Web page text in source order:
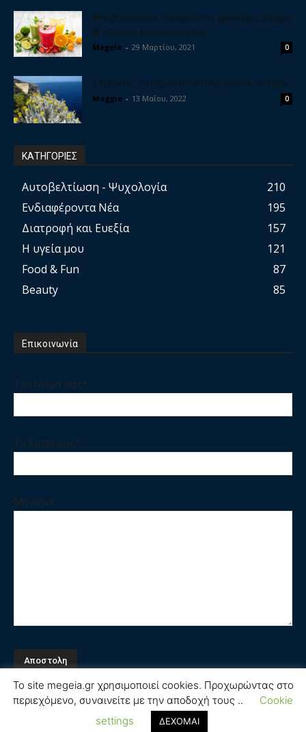
Φτιάξε σπιτικούς ηλεκτρολύτες για να έχεις δύναμη
& ενέργεια. Εύκολη συνταγή
Megeia - 29 Μαρτίου, 2021 0
Ελίχρυσος, το ισχυρό βότανο της αιώνιας νεότητας
Maggie - 13 Μαΐου, 2022 0
ΚΑΤΗΓΟΡΙΕΣ
Αυτοβελτίωση - Ψυχολογία
210
Ενδιαφέροντα Νέα
195
Διατροφή και Ευεξία
157
Η υγεία μου
121
Food & Fun
87
Beauty
85
Επικοινωνία
Το Ονομα σας*
Το Email σας*
Μηνυμα
Όροι και Προϋποθέσεις
Το site megeia.gr χρησιμοποιεί cookies. Προχωρώντας στο
περιεχόμενο, συναινείτε με την αποδοχή τους ..
Cookie
settings
ΔΕΧΟΜΑΙ